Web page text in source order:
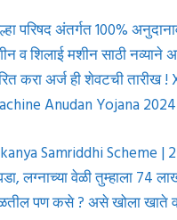
परिषद अंतर्गत 100%
व शिलाई मशीन साठी
करा अर्ज ही शेवटची तारीख
Anudan Yojana
Samriddhi Scheme |
लग्नाच्या वेळी तुम्हाला 74
पण कसे ? असे खोला खाते